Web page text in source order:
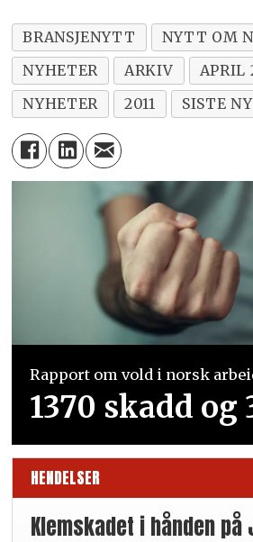
BRANSJENYTT
NYTT OM
NYHETER
ARKIV
APRIL
NYHETER
2011 SISTE
Rapport om vold i norsk
1370 skadd og
HENDELSER
Klemskadet i hånden på